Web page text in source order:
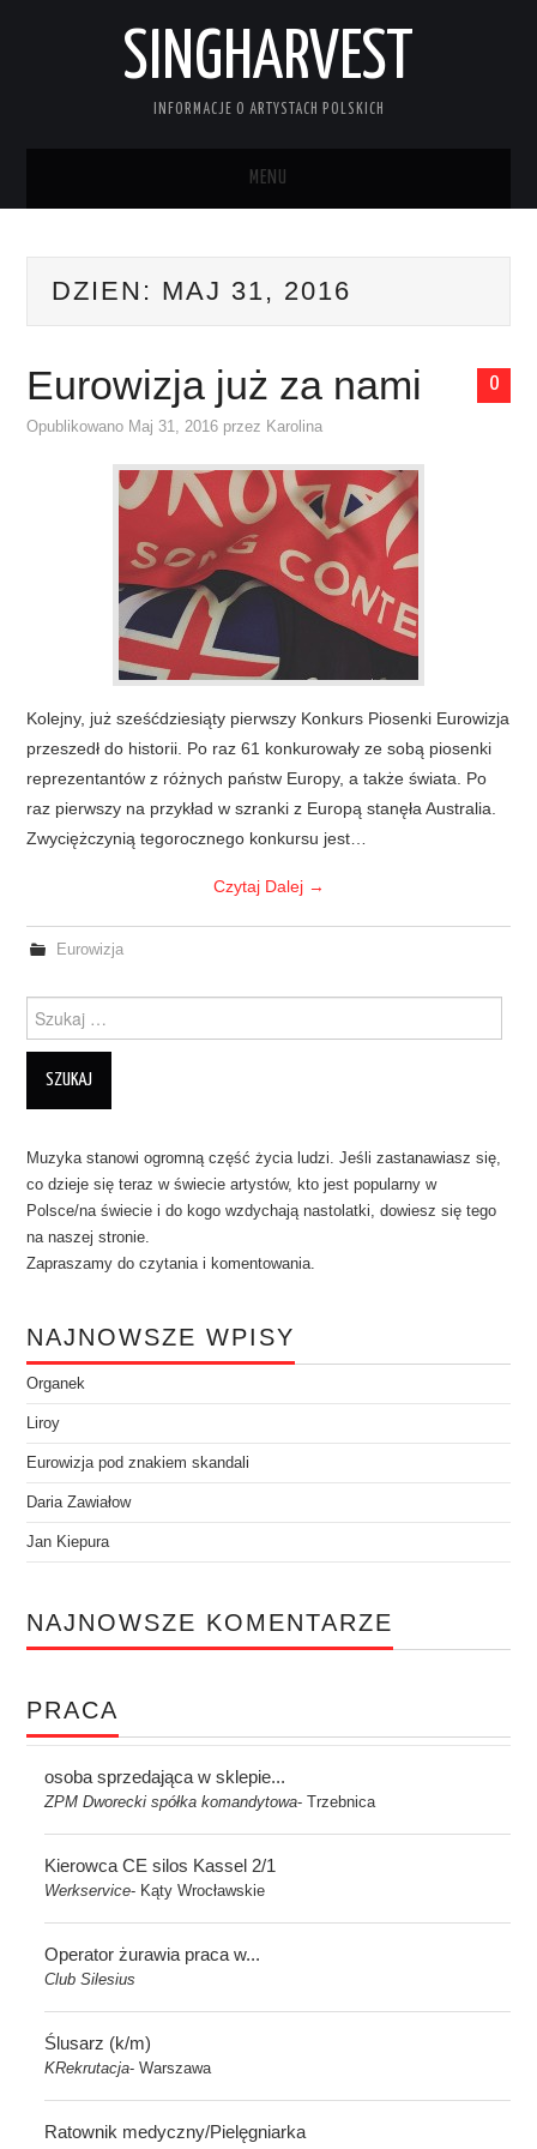
SINGHARVEST
INFORMACJE O ARTYSTACH POLSKICH
MENU
KONTAKT
DZIEN: MAJ 31, 2016
0
Eurowizja już za nami
Opublikowano Maj 31, 2016 przez Karolina
Kolejny, już sześćdziesiąty pierwszy Konkurs Piosenki Eurowizja
przeszedł do historii. Po raz 61 konkurowały ze sobą piosenki
reprezentantów z różnych państw Europy, a także świata. Po
raz pierwszy na przykład w szranki z Europą stanęła Australia.
Zwyciężczynią tegorocznego konkursu jest…
Czytaj Dalej →
Eurowizja
Szukanie dla:
Muzyka stanowi ogromną część życia ludzi. Jeśli zastanawiasz się,
co dzieje się teraz w świecie artystów, kto jest popularny w
Polsce/na świecie i do kogo wzdychają nastolatki, dowiesz się tego
na naszej stronie.
Zapraszamy do czytania i komentowania.
NAJNOWSZE WPISY
Organek
Liroy
Eurowizja pod znakiem skandali
Daria Zawiałow
Jan Kiepura
NAJNOWSZE KOMENTARZE
PRACA
osoba sprzedająca w sklepie...
ZPM Dworecki spółka komandytowa- Trzebnica
Kierowca CE silos Kassel 2/1
Werkservice- Kąty Wrocławskie
Operator żurawia praca w...
Club Silesius
Ślusarz (k/m)
KRekrutacja-Warszawa
Ratownik medyczny/Pielęgniarka